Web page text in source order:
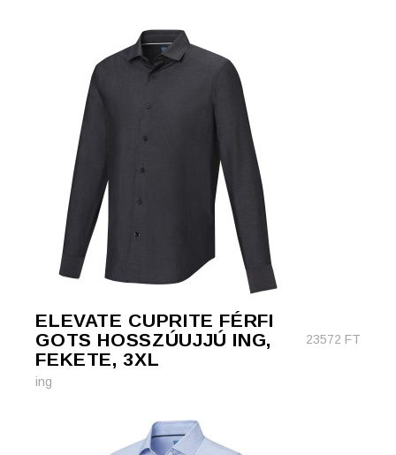
ELEVATE CUPRITE FÉRFI
GOTS HOSSZÚUJJÚ ING,
FEKETE, 3XL
23572 FT
ing